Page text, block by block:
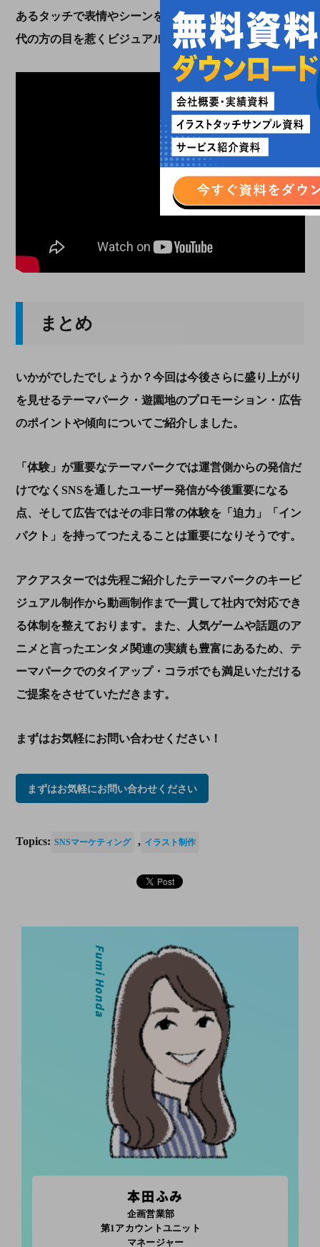
あるタッチで表情やシーンを実写風に表現し、幅広い世
代の方の目を惹くビジュアルに仕上げています。
まとめ
いかがでしたでしょうか？今回は今後さらに盛り上がり
を見せるテーマパーク・遊園地のプロモーション・広告
のポイントや傾向についてご紹介しました。
「体験」が重要なテーマパークでは運営側からの発信だ
けでなく SNSを通したユーザー発信が今後重要になる
点、そして広告ではその非日常の体験を「迫力」「イン
パクト」を持ってつたえることは重要になりそうです。
アクアスターでは先程ご紹介したテーマパークのキービ
ジュアル制作から動画制作まで一貫して社内で対応でき
る体制を整えております。また、人気ゲームや話題のア
ニメと言ったエンタメ関連の実績も豊富にあるため、テ
ーマパークでのタイアップ・コラボでも満足いただける
ご提案をさせていただきます。
まずはお気軽にお問い合わせください！
まずはお気軽にお問い合わせください
Topics: SNSマーケティング , イラスト制作
Fumi Honda
本田ふみ
企画営業部
第1アカウントユニット
マネージャー